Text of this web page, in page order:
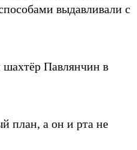
выдавливали с
шахтёр Павлянчин в
план, а он и рта не